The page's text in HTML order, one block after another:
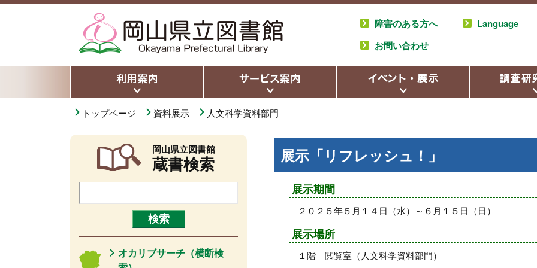
障害のある方へ
Language
お問い合わせ
トップページ 資料展示 人文科学資料部門
展示「リフレッシュ！」
展示期間
２０２５年５月１４日（水）～ ６月１５日（日）
展示場所
１階 閲覧室（人文科学資料部門）
岡山県立図書館
蔵書検索
オカリブサーチ（横断検